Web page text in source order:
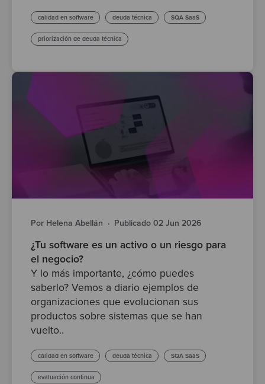
calidad en software deuda técnica SQA SaaS
priorización de deuda técnica
Por Helena Abellán · Publicado 02 Jun 2026
¿Tu software es un activo o un riesgo para
el negocio?
Y lo más importante, ¿cómo puedes
saberlo? Vemos a diario ejemplos de
organizaciones que evolucionan sus
productos sobre sistemas que se han
vuelto..
calidad en software deuda técnica SQA SaaS
evaluación continua